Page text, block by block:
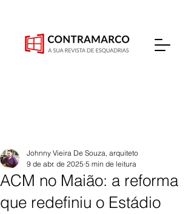
ACM no Maião: a reforma
que redefiniu o Estádio
Johnny Vieira De Souza, arquiteto
9 de abr. de 2025 5 min de leitura